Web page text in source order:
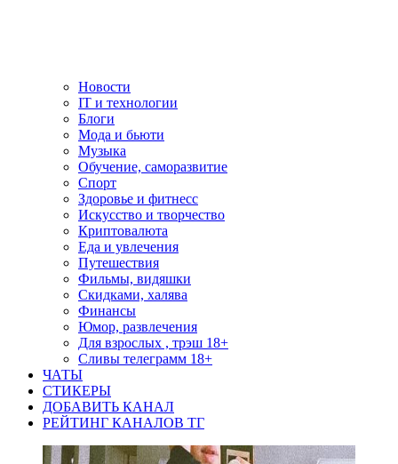
Новости
IT и технологии
Блоги
Мода и бьюти
Музыка
Обучение, саморазвитие
Спорт
Здоровье и фитнесс
Искусство и творчество
Криптовалюта
Еда и увлечения
Путешествия
Фильмы, видяшки
Скидками, халява
Финансы
Юмор, развлечения
Для взрослых , трэш 18+
Сливы телеграмм 18+
ЧАТЫ
СТИКЕРЫ
ДОБАВИТЬ КАНАЛ
РЕЙТИНГ КАНАЛОВ ТГ